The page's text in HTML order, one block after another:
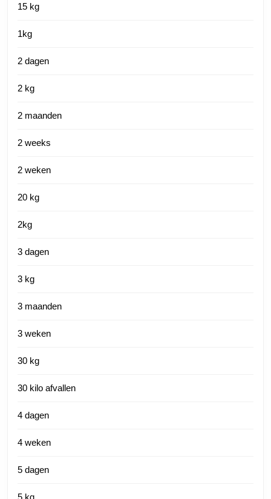
15 kg
1kg
2 dagen
2 kg
2 maanden
2 weeks
2 weken
20 kg
2kg
3 dagen
3 kg
3 maanden
3 weken
30 kg
30 kilo afvallen
4 dagen
4 weken
5 dagen
5 kg